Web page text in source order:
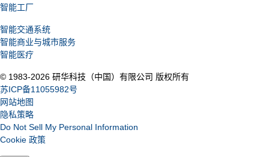
智能工厂
智能交通系统
智能商业与城市服务
智能医疗
© 1983-2026 研华科技（中国）有限公司 版权所有
苏ICP备11055982号
网站地图
隐私策略
Do Not Sell My Personal Information
Cookie 政策